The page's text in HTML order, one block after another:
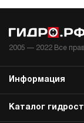
2005 — 2022 Все
Каталог
Информация